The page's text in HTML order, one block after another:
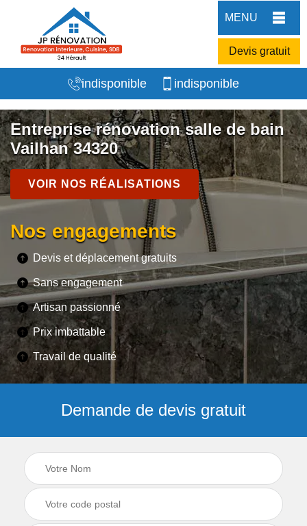
MENU
Devis gratuit
indisponible indisponible
Entreprise rénovation salle de bain
Vailhan 34320
VOIR NOS RÉALISATIONS
Nos engagements
Devis et déplacement gratuits
Sans engagement
Artisan passionné
Prix imbattable
Travail de qualité
Demande de devis gratuit